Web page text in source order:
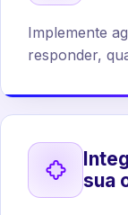
Implemente
responder,
sua